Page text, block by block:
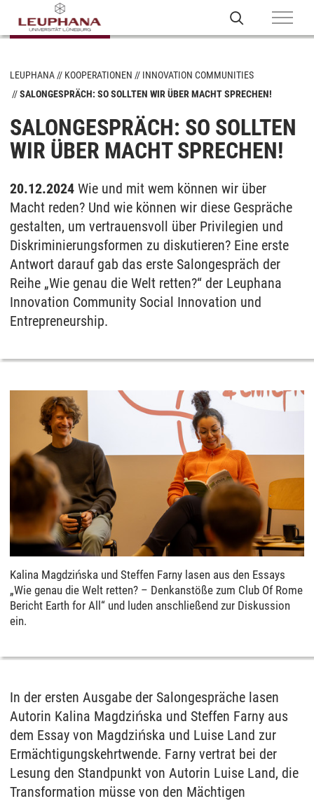
LEUPHANA KOOPERATIONEN
INNOVATION COMMUNITIES
SALONGESPRÄCH: SO SOLLTEN WIR ÜBER MACHT SPRECHEN!
SALONGESPRÄCH: SO SOLLTEN
WIR ÜBER MACHT SPRECHEN!
20.12.2024 Wie und mit wem können wir über
Macht reden? Und wie können wir diese Gespräche
gestalten, um vertrauensvoll über Privilegien und
Diskriminierungsformen zu diskutieren? Eine erste
Antwort darauf gab das erste Salongespräch der
Reihe „Wie genau die Welt retten?“ der Leuphana
Innovation Community Social Innovation und
Entrepreneurship.
Kalina Magdzińska und Steffen Farny lasen aus den Essays
„Wie genau die Welt retten? – Denkanstöße zum Club Of Rome
Bericht Earth for All“ und luden anschließend zur Diskussion
ein.
In der ersten Ausgabe der Salongespräche lasen
Autorin Kalina Magdzińska und Steffen Farny aus
dem Essay von Magdzińska und Luise Land zur
Ermächtigungskehrtwende. Farny vertrat bei der
Lesung den Standpunkt von Autorin Luise Land, die
Transformation müsse von den Mächtigen